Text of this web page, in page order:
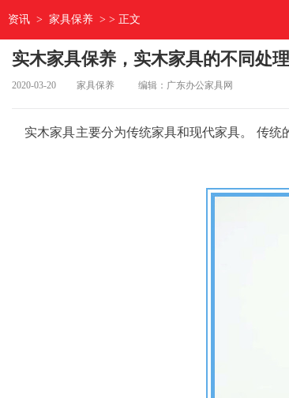
资讯 > 家具保养 > > 正文
实木家具保养，实木家具的不同处
2020-03-20 家具保养 编辑：广东办公家具网
实木家具主要分为传统家具和现代家具。 传统